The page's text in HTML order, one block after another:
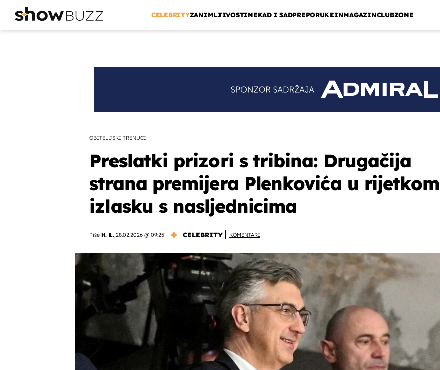
CELEBRITYZANIMLJIVOSTINEKAD I SADPREPORUKEINMAGAZINCLUBZONE
OBITELJSKI TRENUCI
Preslatki prizori s tribina: Drugačija
strana premijera Plenkovića u rijetkom
izlasku s nasljednicima
Piše H. L.,28.02.2026 @ 09:25 CELEBRITY KOMENTARI